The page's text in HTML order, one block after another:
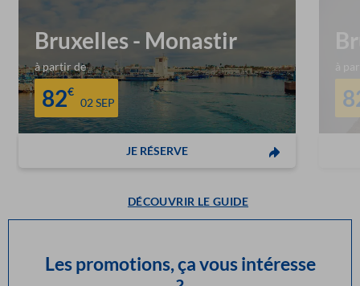
Bruxelles- Monastir
à partir de
82€
02 SEP
JE RÉSERVE
DÉCOUVRIR LE GUIDE
Les promotions, ça vous intéresse